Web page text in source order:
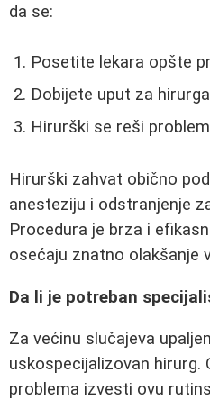
da se:
Posetite lekara opšte
Dobijete uput za hirurga
Hirurški se reši problem
Hirurški zahvat obično
anesteziju i odstranjenje
Procedura je brza i
osećaju znatno olakšanje
Da li je potreban
Za većinu slučajeva
uskospecijalizovan hirurg.
problema izvesti ovu